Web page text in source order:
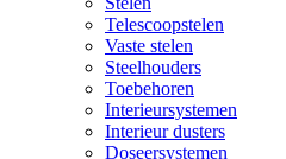
Telescoopstelen
Vaste stelen
Steelhouders
Toebehoren
Interieursystemen
Interieur dusters
Doseersystemen